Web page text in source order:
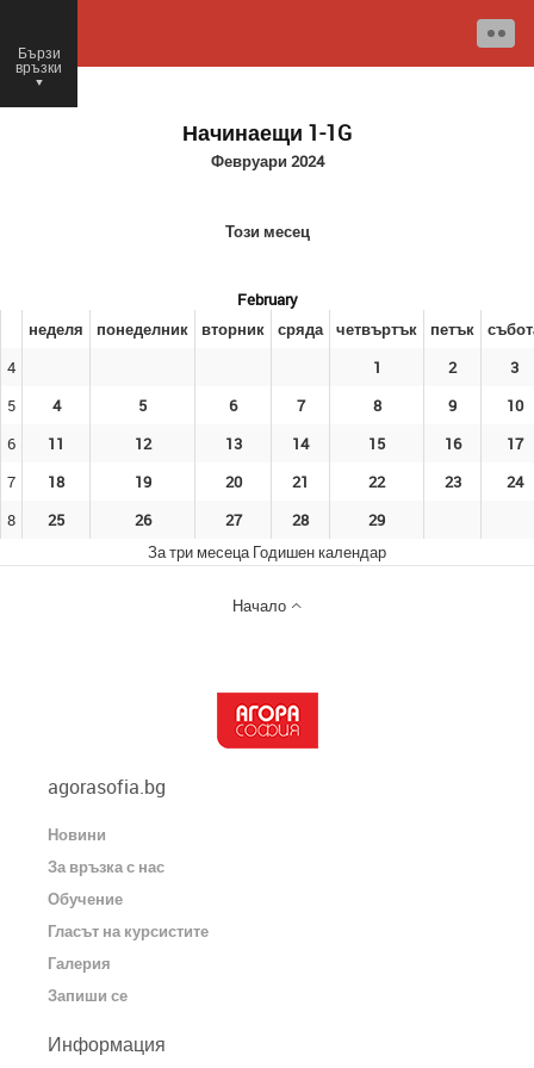
Бързи
връзки
○
Начинаещи 1-1G
Февруари 2024
Този месец
February
неделя
понеделник вторник сряда четвъртък петък
4
1 2
3
5
4 5 6 7 8 9
10
6
11 12 13 14 15 16
17
7
18 19 20 21 22 23
24
8
25 26 27 28
29
За три месецаГодишен календар
Начало 
agorasofia.bg
Новини
За връзка с нас
Обучение
Гласът на курсистите
Галерия
Запиши се
Информация